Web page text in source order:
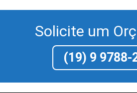
Solicite um
(19) 9 9788-